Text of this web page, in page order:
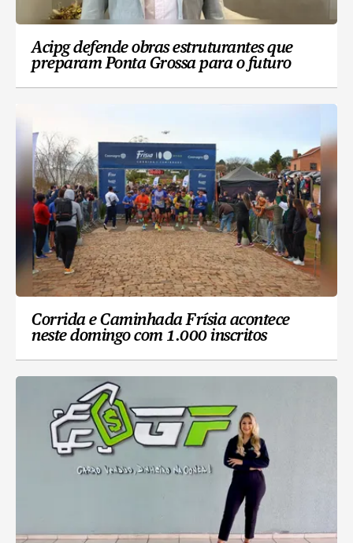
Acipg defende obras estruturantes que
preparam Ponta Grossa para o futuro
Corrida e Caminhada Frísia acontece
neste domingo com 1.000 inscritos